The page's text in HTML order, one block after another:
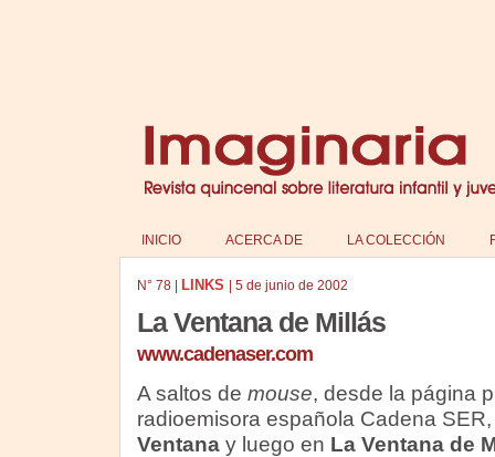
INICIO ACERCA DE LA COLECCIÓN
N° 78| LINKS 5 de junio de 2002
La Ventana de Millás
www.cadenaser.com
A saltos de mouse, desde la página
radioemisora española Cadena
Ventanay luego en La Ventana de